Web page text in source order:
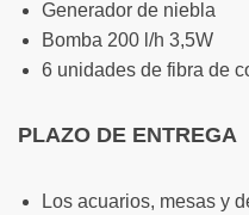
Generador de niebla
Bomba 200 l/h 3,5W
6 unidades de fibra de
PLAZO DE ENTREGA
Los acuarios, mesas y